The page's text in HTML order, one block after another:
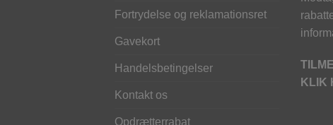
Fortrydelse og reklamationsret
Gavekort
Handelsbetingelser
Kontakt os
Opdrætterrabat
KLIK